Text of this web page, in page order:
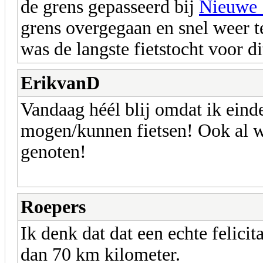
de grens gepasseerd bij Nieuwe
grens overgegaan en snel
was de langste fietstocht voor
ErikvanD
Vandaag héél blij omdat ik
mogen/kunnen fietsen! Ook al
genoten!
Roepers
Ik denk dat dat een echte
dan 70 km kilometer.